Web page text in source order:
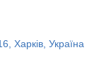
Харків, Україна